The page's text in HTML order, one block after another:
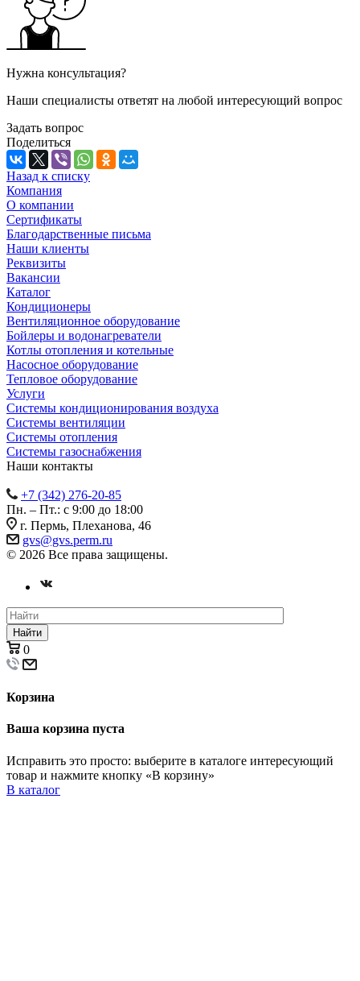
Нужна консультация?
Наши специалисты ответят на любой интересующий вопрос
Задать вопрос
Поделиться
Назад к списку
Компания
О компании
Сертификаты
Благодарственные письма
Наши клиенты
Реквизиты
Вакансии
Каталог
Кондиционеры
Вентиляционное оборудование
Бойлеры и водонагреватели
Котлы отопления и котельные
Насосное оборудование
Тепловое оборудование
Услуги
Системы кондиционирования воздуха
Системы вентиляции
Системы отопления
Системы газоснабжения
Наши контакты
+7 (342) 276-20-85
Пн. – Пт.: с 9:00 до 18:00
г. Пермь, Плеханова, 46
gvs@gvs.perm.ru
© 2026 Все права защищены.
Найти
0
Корзина
Ваша корзина пуста
Исправить это просто: выберите в каталоге интересующий
товар и нажмите кнопку «В корзину»
В каталог